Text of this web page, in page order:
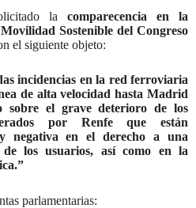
la comparecencia en la
Sostenible del Congreso
el siguiente objeto:
incidencias en la red ferroviaria
de alta velocidad hasta Madrid
sobre el grave deterioro de los
por Renfe que están
negativa en el derecho a una
los usuarios, así como en la
parlamentarias: